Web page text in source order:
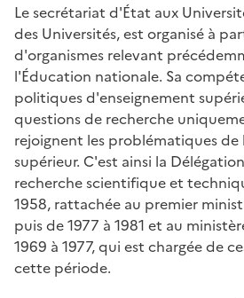
Le secrétariat d'État aux
des Universités, est organisé à
d'organismes relevant
l'Éducation nationale. Sa
politiques d'enseignement
questions de recherche
rejoignent les problématiques de
supérieur. C'est ainsi la
recherche scientifique et
1958, rattachée au premier
puis de 1977 à 1981 et au
1969 à 1977, qui est chargée de
cette période.